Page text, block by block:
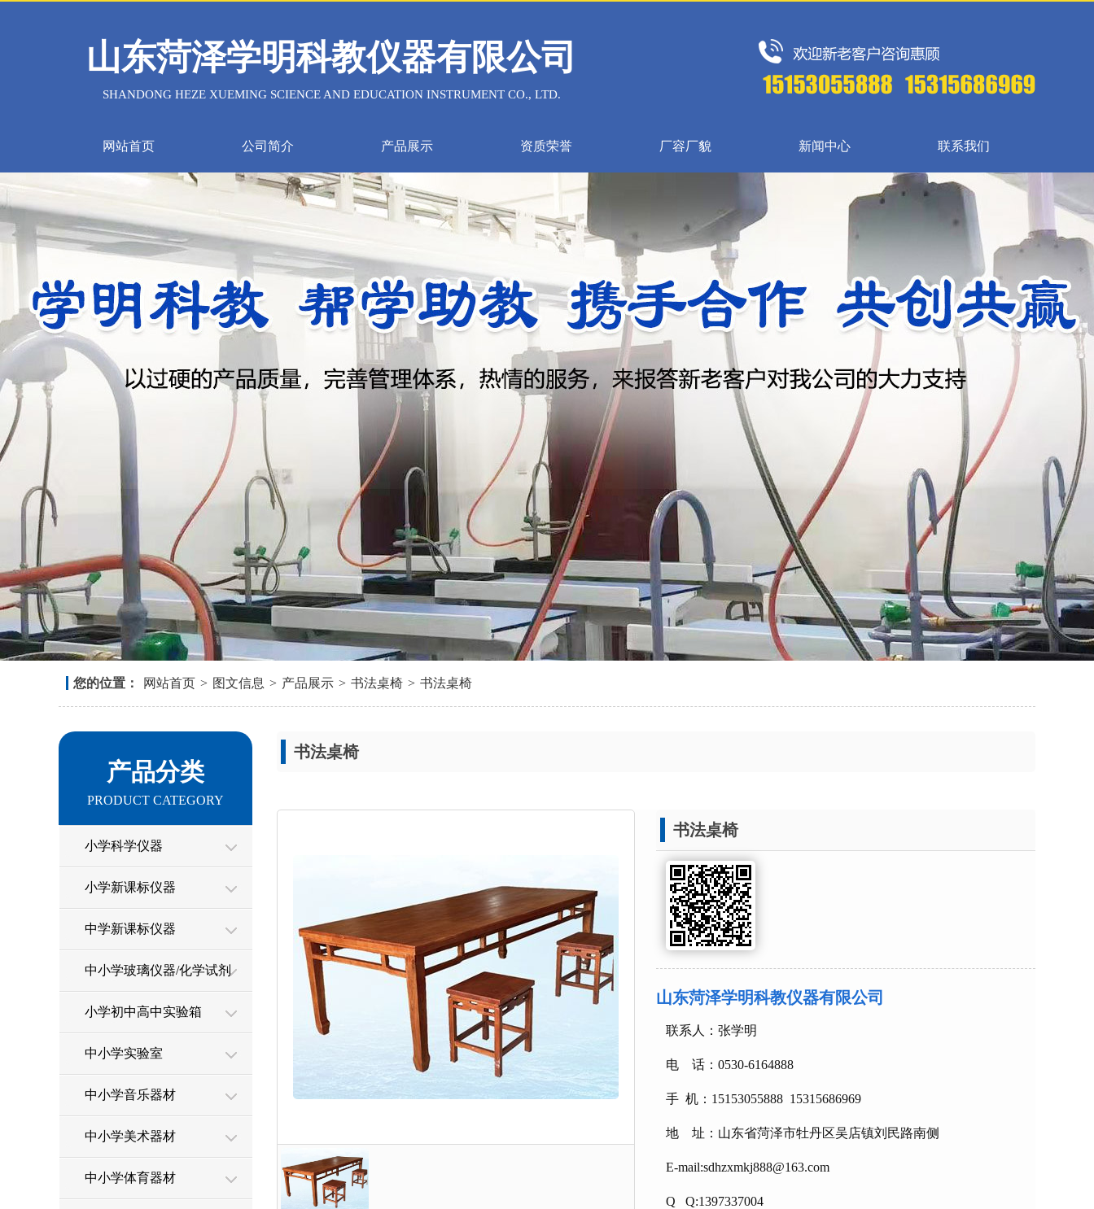
山东菏泽学明科教仪器有限公司
SHANDONG HEZE XUEMING SCIENCE AND EDUCATION INSTRUMENT CO., LTD.
网站首页 公司简介 产品展示 资质荣誉 厂容厂貌 新闻中心 联系我们
您的位置： 网站首页 > 图文信息 > 产品展示 > 书法桌椅 > 书法桌椅
产品分类
PRODUCT CATEGORY
小学科学仪器
小学新课标仪器
中学新课标仪器
中小学玻璃仪器/化学试剂
小学初中高中实验箱
中小学实验室
中小学音乐器材
中小学美术器材
中小学体育器材
书法桌椅
书法桌椅
山东菏泽学明科教仪器有限公司
联系人：张学明
电 话：0530-6164888
手 机：15153055888 15315686969
地 址：山东省菏泽市牡丹区吴店镇刘民路南侧
E-mail:sdhzxmkj888@163.com
Q Q:1397337004